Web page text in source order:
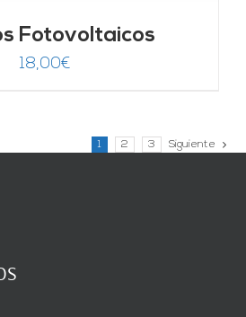
Fotovoltaicos
18,00€
1 2 3 Siguiente